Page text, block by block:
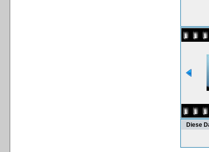
Diese